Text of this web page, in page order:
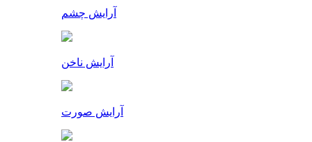
آرایش چشم
آرایش ناخن
آرایش صورت